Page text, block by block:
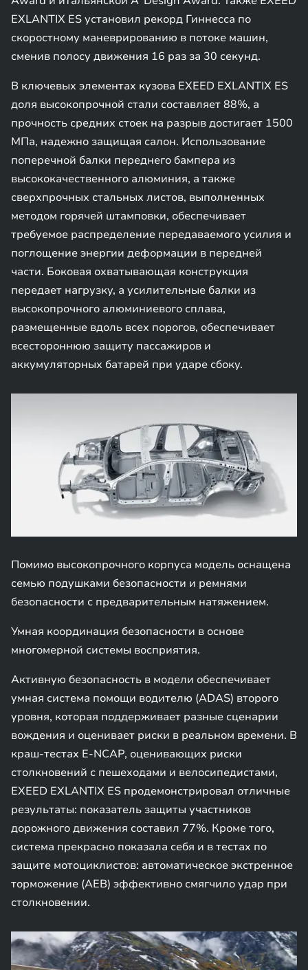
EXLANTIX ES установил рекорд Гиннесса по
скоростному маневрированию в потоке машин,
сменив полосу движения 16 раз за 30 секунд.
В ключевых элементах кузова EXEED EXLANTIX ES
доля высокопрочной стали составляет 88%, а
прочность средних стоек на разрыв достигает 1500
МПа, надежно защищая салон. Использование
поперечной балки переднего бампера из
высококачественного алюминия, а также
сверхпрочных стальных листов, выполненных
методом горячей штамповки, обеспечивает
требуемое распределение передаваемого усилия и
поглощение энергии деформации в передней
части. Боковая охватывающая конструкция
передает нагрузку, а усилительные балки из
высокопрочного алюминиевого сплава,
размещенные вдоль всех порогов, обеспечивает
всестороннюю защиту пассажиров и
аккумуляторных батарей при ударе сбоку.
Помимо высокопрочного корпуса модель оснащена
семью подушками безопасности и ремнями
безопасности с предварительным натяжением.
Умная координация безопасности в основе
многомерной системы восприятия.
Активную безопасность в модели обеспечивает
умная система помощи водителю (ADAS) второго
уровня, которая поддерживает разные сценарии
вождения и оценивает риски в реальном времени. В
краш-тестах E-NCAP, оценивающих риски
столкновений с пешеходами и велосипедистами,
EXEED EXLANTIX ES продемонстрировал отличные
результаты: показатель защиты участников
дорожного движения составил 77%. Кроме того,
система прекрасно показала себя и в тестах по
защите мотоциклистов: автоматическое экстренное
торможение (AEB) эффективно смягчило удар при
столкновении.